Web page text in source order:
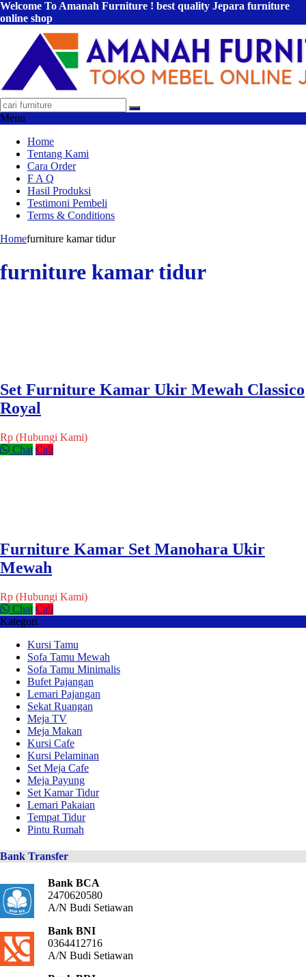
Welcome To Amanah Furniture ! best quality Jepara furniture
online shop
Menu
Home
Tentang Kami
Cara Order
F A Q
Hasil Produksi
Testimoni Pembeli
Terms & Conditions
Homefurniture kamar tidur
furniture kamar tidur
Set Furniture Kamar Ukir Mewah Classico
Royal
Rp (Hubungi Kami)
Chat Call
Furniture Kamar Set Manohara Ukir
Mewah
Rp (Hubungi Kami)
Chat Call
Kategori
Kursi Tamu
Sofa Tamu Mewah
Sofa Tamu Minimalis
Bufet Pajangan
Lemari Pajangan
Sekat Ruangan
Meja TV
Meja Makan
Kursi Cafe
Kursi Pelaminan
Set Meja Cafe
Meja Payung
Set Kamar Tidur
Lemari Pakaian
Tempat Tidur
Pintu Rumah
Bank Transfer
Bank BCA
2470620580
A/N Budi Setiawan
Bank BNI
0364412716
A/N Budi Setiawan